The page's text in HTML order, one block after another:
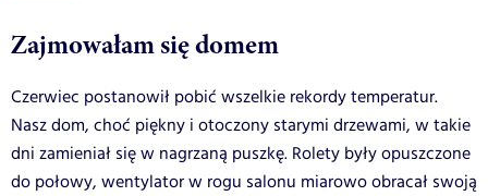
Zajmowałam się domem
Czerwiec postanowił pobić wszelkie rekordy temperatur.
Nasz dom, choć piękny i otoczony starymi drzewami, w takie
dni zamieniał się w nagrzaną puszkę. Rolety były opuszczone
do połowy, wentylator w rogu salonu miarowo obracał swoją